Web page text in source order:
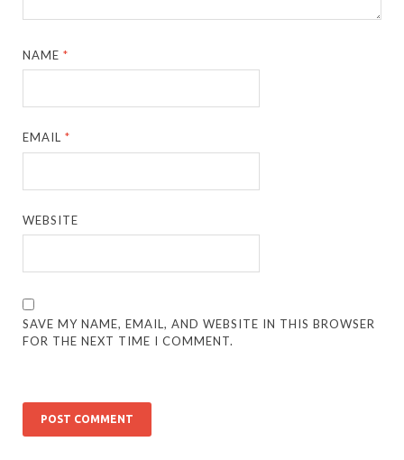
NAME*
EMAIL*
WEBSITE
SAVE MY NAME, EMAIL, AND WEBSITE IN THIS BROWSER
FOR THE NEXT TIME I COMMENT.